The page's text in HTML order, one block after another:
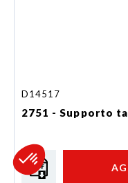
D14517
2751 - Supporto